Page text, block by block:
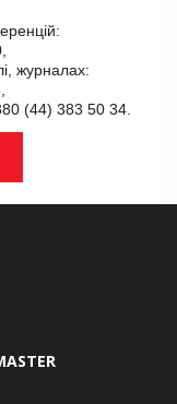
журналах:
(44) 383 50 34.